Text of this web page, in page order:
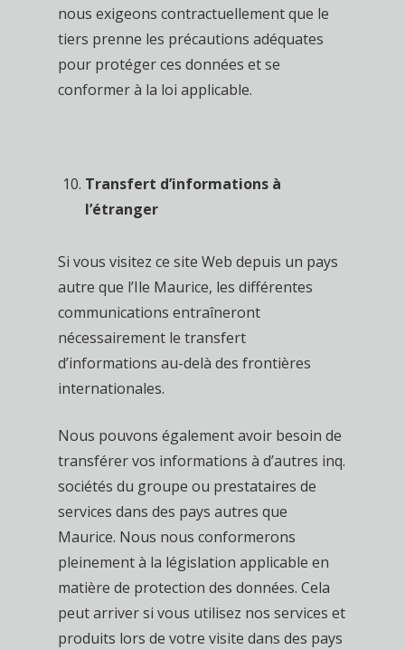
nous exigeons contractuellement que le
tiers prenne les précautions adéquates
pour protéger ces données et se
conformer à la loi applicable.
Transfert d’informations à
l’étranger
Si vous visitez ce site Web depuis un pays
autre que l’Ile Maurice, les différentes
communications entraîneront
nécessairement le transfert
d’informations au-delà des frontières
internationales.
Nous pouvons également avoir besoin de
transférer vos informations à d’autres inq.
sociétés du groupe ou prestataires de
services dans des pays autres que
Maurice. Nous nous conformerons
pleinement à la législation applicable en
matière de protection des données. Cela
peut arriver si vous utilisez nos services et
produits lors de votre visite dans des pays